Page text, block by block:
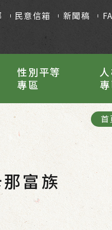
民意信箱 新聞稿
性別平等
專區
首
富族